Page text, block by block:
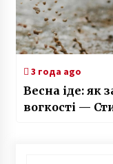
3 года ago
Весна іде: як
вогкості —